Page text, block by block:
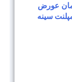
عورض
سینه